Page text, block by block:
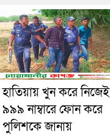
হাতিয়ায় খুন করে নিজেই
৯৯৯ নাম্বারে ফোন করে
পুলিশকে জানায়